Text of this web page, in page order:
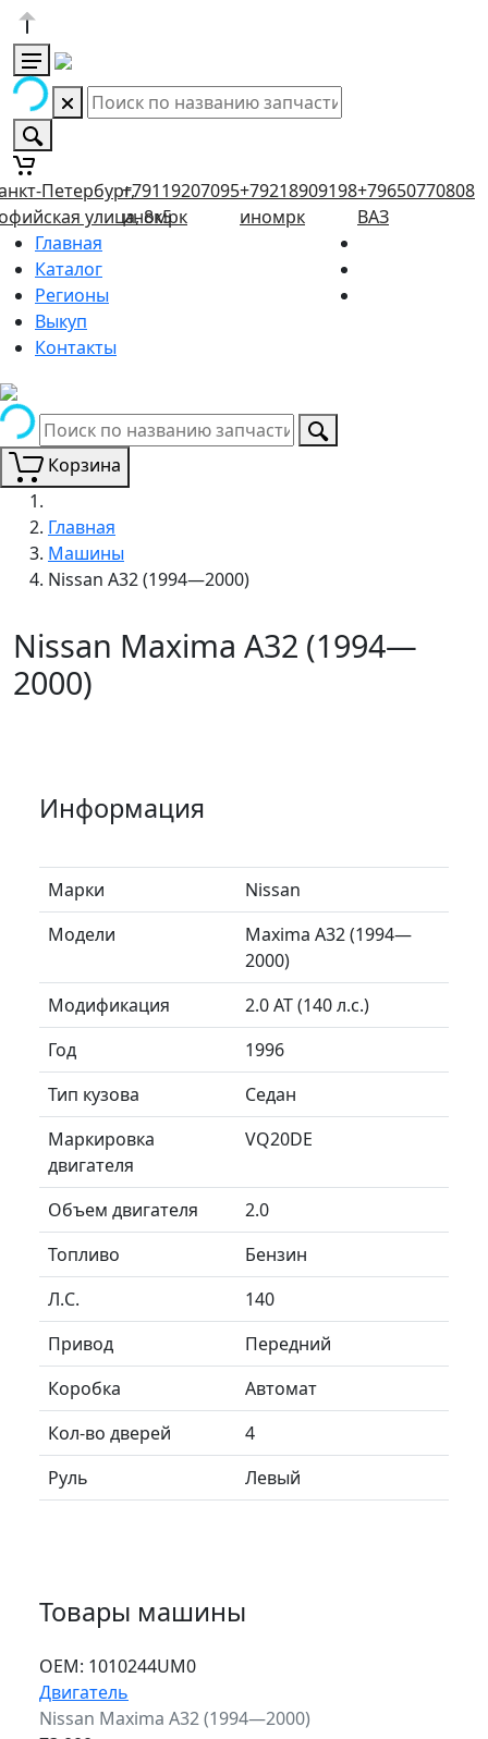
Петербург,
улица, 8к5
+79119207095
иномрк
+79218909198
иномрк
+79650770808
ВАЗ
Главная
Каталог
Регионы
Выкуп
Контакты
Корзина
Главная
Машины
Nissan A32 (1994—2000)
Nissan Maxima A32 (1994—
2000)
Информация
Марки
Nissan
Модели
Maxima A32 (1994—
2000)
Модификация
2.0 AT (140 л.с.)
Год
1996
Тип кузова
Седан
Маркировка
двигателя
VQ20DE
Объем двигателя
2.0
Топливо
Бензин
Л.C.
140
Привод
Передний
Коробка
Автомат
Кол-во дверей
4
Руль
Левый
Товары машины
ОЕМ: 1010244UM0
Двигатель
Nissan Maxima A32 (1994—2000)